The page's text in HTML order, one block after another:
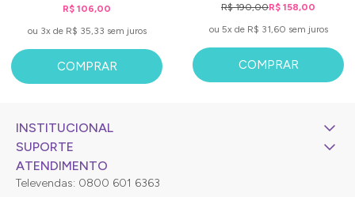
R$ 106,00
ou 3x de R$ 35,33 sem juros
COMPRAR
R$ 190,00R$ 158,00
ou 5x de R$ 31,60 sem juros
COMPRAR
INSTITUCIONAL
SUPORTE
ATENDIMENTO
Televendas: 0800 601 6363